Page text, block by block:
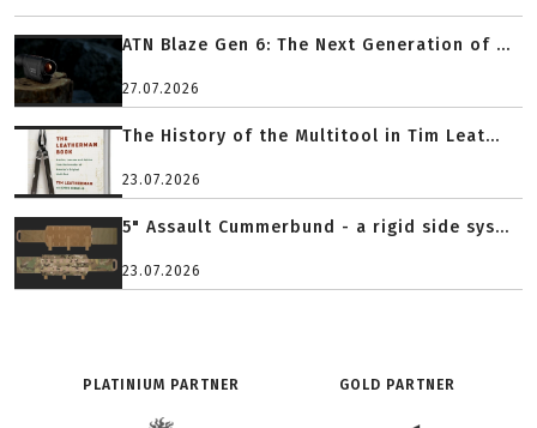
ATN Blaze Gen 6: The Next Generation of ...
27.07.2026
The History of the Multitool in Tim Leat...
23.07.2026
5" Assault Cummerbund - a rigid side sys...
23.07.2026
PLATINIUM PARTNER GOLD PARTNER